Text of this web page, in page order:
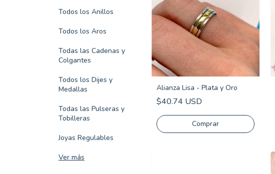
Todos los Anillos
Todos los Aros
Todas las Cadenas y
Colgantes
Todos los Dijes y
Medallas
Todas las Pulseras y
Tobilleras
Joyas Regulables
Ver más
Alianza Lisa - Plata y Oro
$40.74 USD
Comprar